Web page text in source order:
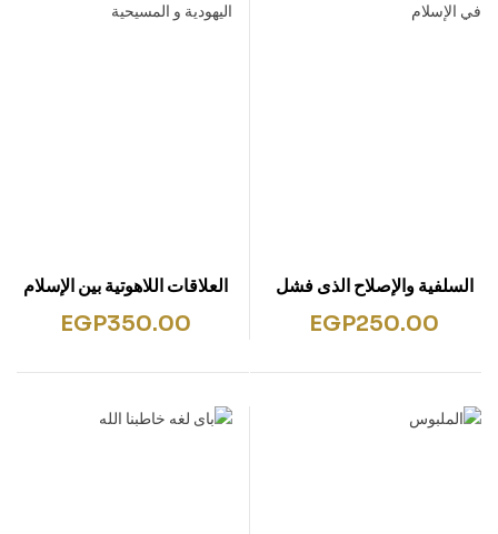
السلفية والإصلاح الذى فشل
في الإسلامEGP250.00
العلاقات اللاهوتية بين الإسلام
و اليهودية و المسيحية
EGP350.00